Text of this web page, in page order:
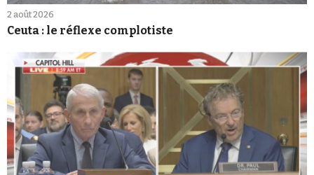
2 août 2026
Ceuta : le réflexe complotiste